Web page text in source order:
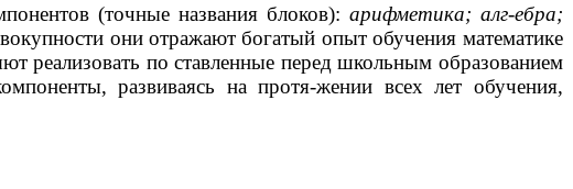
(точные названия блоков): арифметика; алг-ебра;
они отражают богатый опыт обучения математике
реализовать по ставленные перед школьным образованием
развиваясь на протя-жении всех лет обучения,